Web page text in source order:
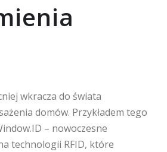
wkracza do świata
domów. Przykładem tego
– nowoczesne
technologii RFID, które